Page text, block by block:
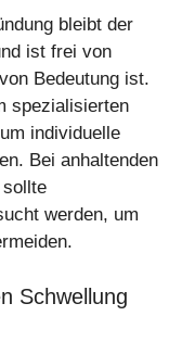
bleibt der
ist frei von
Bedeutung ist.
spezialisierten
individuelle
Bei anhaltenden
sollte
werden, um
Schwellung